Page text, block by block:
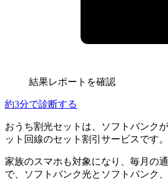
結果レポートを確認
約3分で診断する
おうち割光セットは、ソフトバンク
ット回線のセット割引サービスです。
家族のスマホも対象になり、毎月の
で、ソフトバンク光とソフトバンク